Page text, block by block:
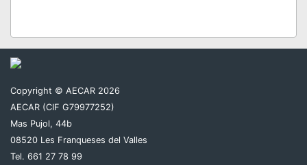
Copyright © AECAR 2026
AECAR (CIF G79977252)
Mas Pujol, 44b
08520 Les Franqueses del Valles
Tel. 661 27 78 99